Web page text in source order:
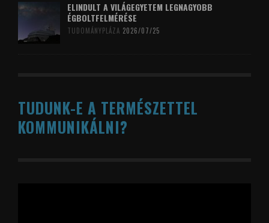
ELINDULT A VILÁGEGYETEM LEGNAGYOBB
ÉGBOLTFELMÉRÉSE
TUDOMÁNYPLÁZA 2026/07/25
TUDUNK-E A TERMÉSZETTEL
KOMMUNIKÁLNI?